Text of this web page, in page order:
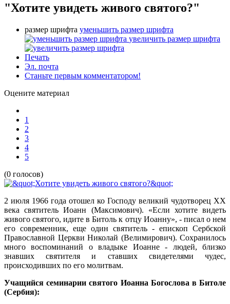
"Хотите увидеть живого святого?"
размер шрифта уменьшить размер шрифта
увеличить размер шрифта
Печать
Эл. почта
Станьте первым комментатором!
Оцените материал
1
2
3
4
5
(0 голосов)
2 июля 1966 года отошел ко Господу великий чудотворец XX
века святитель Иоанн (Максимович). «Если хотите видеть
живого святого, идите в Битоль к отцу Иоанну», - писал о нем
его современник, еще один святитель - епископ Сербской
Православной Церкви Николай (Велимирович). Сохранилось
много воспоминаний о владыке Иоанне - людей, близко
знавших святителя и ставших свидетелями чудес,
происходивших по его молитвам.
Учащийся семинарии святого Иоанна Богослова в Битоле
(Сербия):